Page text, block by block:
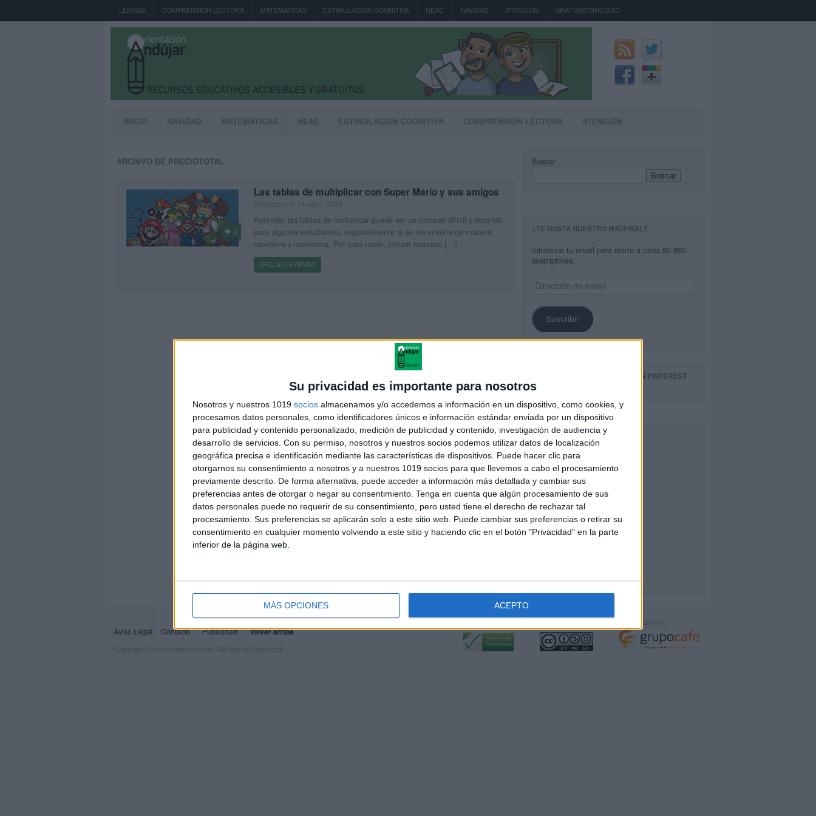
Su privacidad es importante para nosotros
Nosotros y nuestros 1019 socios almacenamos y/o accedemos a información en un dispositivo, como cookies, y
procesamos datos personales, como identificadores únicos e información estándar enviada por un dispositivo
para publicidad y contenido personalizado, medición de publicidad y contenido, investigación de audiencia y
desarrollo de servicios. Con su permiso, nosotros y nuestros socios podemos utilizar datos de localización
geográfica precisa e identificación mediante las características de dispositivos. Puede hacer clic para
otorgarnos su consentimiento a nosotros y a nuestros 1019 socios para que llevemos a cabo el procesamiento
previamente descrito. De forma alternativa, puede acceder a información más detallada y cambiar sus
preferencias antes de otorgar o negar su consentimiento. Tenga en cuenta que algún procesamiento de sus
datos personales puede no requerir de su consentimiento, pero usted tiene el derecho de rechazar tal
procesamiento. Sus preferencias se aplicarán solo a este sitio web. Puede cambiar sus preferencias o retirar su
consentimiento en cualquier momento volviendo a este sitio y haciendo clic en el botón "Privacidad" en la parte
inferior de la página web.
MÁS OPCIONES ACEPTO
LENGUA COMPRENSIÓN LECTORA MATEMÁTICAS ESTIMULACION COGNITIVA NEAE NAVIDAD ATENCIÓN GRAFOMOTRICIDAD
INICIO NAVIDAD MATEMÁTICAS NEAE ESTIMULACION COGNITIVA COMPRENSIÓN LECTORA ATENCIÓN
ARCHIVO DE PRECIOTOTAL
0
Las tablas de multiplicar con Super Mario y sus amigos
Aprender las tablas de multiplicar puede ser un proceso difícil y aburrido
para algunos estudiantes, especialmente si se les enseña de manera
repetitiva y monótona. Por esta razón, utilizar recursos […]
SEGUIR LEYENDO
Buscar
Buscar
¿TE GUSTA NUESTRO MATERIAL?
Introduce tu email para unirte a otros 80.860
suscriptores.
Dirección
de
Suscribir
SIGUE NUESTROS TABLEROS EN PINTEREST
Aviso Legal Contacto Publicidad Volver arriba
Copyright Orientacion Andujar. All Rights Reserved